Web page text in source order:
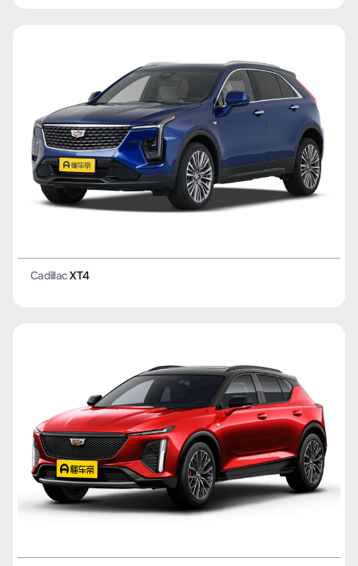
CadillacXT4